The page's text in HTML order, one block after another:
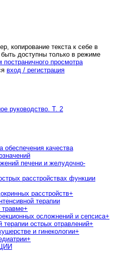
копирование текста к себе в
быть доступны только в режиме
вход / регистрация
руководство. Т. 2
обеспечения качества
печени и желудочно-
расстройствах функции
расстройств+
терапии
травме+
осложнений и сепсиса+
терапии острых отравлений+
и гинекологии+
+